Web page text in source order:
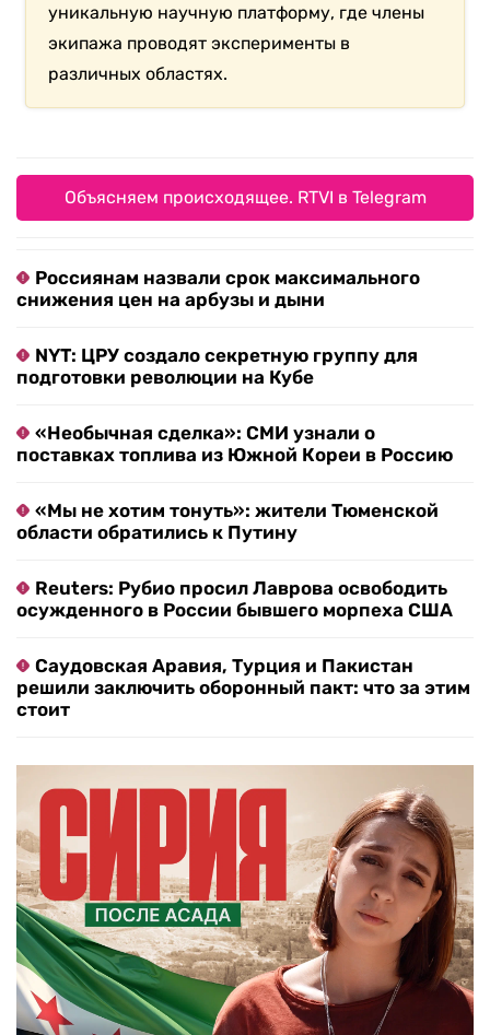
уникальную научную платформу, где члены
экипажа проводят эксперименты в
различных областях.
Объясняем происходящее. RTVI в Telegram
Россиянам назвали срок максимального
снижения цен на арбузы и дыни
NYT: ЦРУ создало секретную группу для
подготовки революции на Кубе
«Необычная сделка»: СМИ узнали о
поставках топлива из Южной Кореи в Россию
«Мы не хотим тонуть»: жители Тюменской
области обратились к Путину
Reuters: Рубио просил Лаврова освободить
осужденного в России бывшего морпеха США
Саудовская Аравия, Турция и Пакистан
решили заключить оборонный пакт: что за этим
стоит